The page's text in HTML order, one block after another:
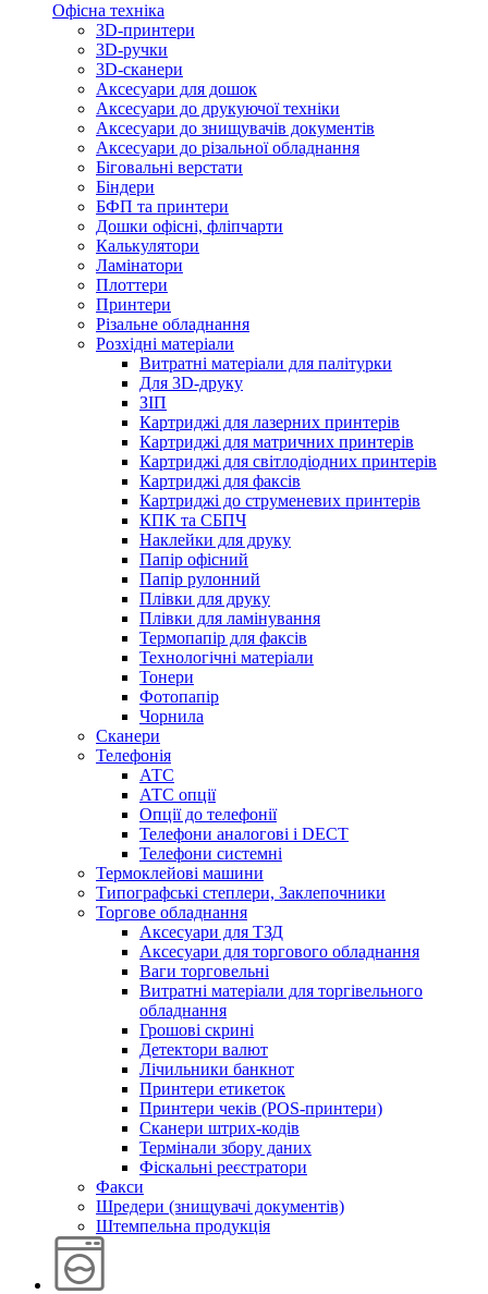
Офісна техніка
3D-принтери
3D-ручки
3D-сканери
Аксесуари для дошок
Аксесуари до друкуючої техніки
Аксесуари до знищувачів документів
Аксесуари до різальної обладнання
Біговальні верстати
Біндери
БФП та принтери
Дошки офісні, фліпчарти
Калькулятори
Ламінатори
Плоттери
Принтери
Різальне обладнання
Розхідні матеріали
Витратні матеріали для палітурки
Для 3D-друку
ЗІП
Картриджі для лазерних принтерів
Картриджі для матричних принтерів
Картриджі для світлодіодних принтерів
Картриджі для факсів
Картриджі до струменевих принтерів
КПК та СБПЧ
Наклейки для друку
Папір офісний
Папір рулонний
Плівки для друку
Плівки для ламінування
Термопапір для факсів
Технологічні матеріали
Тонери
Фотопапір
Чорнила
Сканери
Телефонія
АТС
АТС опції
Опції до телефонії
Телефони аналогові і DECT
Телефони системні
Термоклейові машини
Типографські степлери, Заклепочники
Торгове обладнання
Аксесуари для ТЗД
Аксесуари для торгового обладнання
Ваги торговельні
Витратні матеріали для торгівельного
обладнання
Грошові скрині
Детектори валют
Лічильники банкнот
Принтери етикеток
Принтери чеків (POS-принтери)
Сканери штрих-кодів
Термінали збору даних
Фіскальні реєстратори
Факси
Шредери (знищувачі документів)
Штемпельна продукція